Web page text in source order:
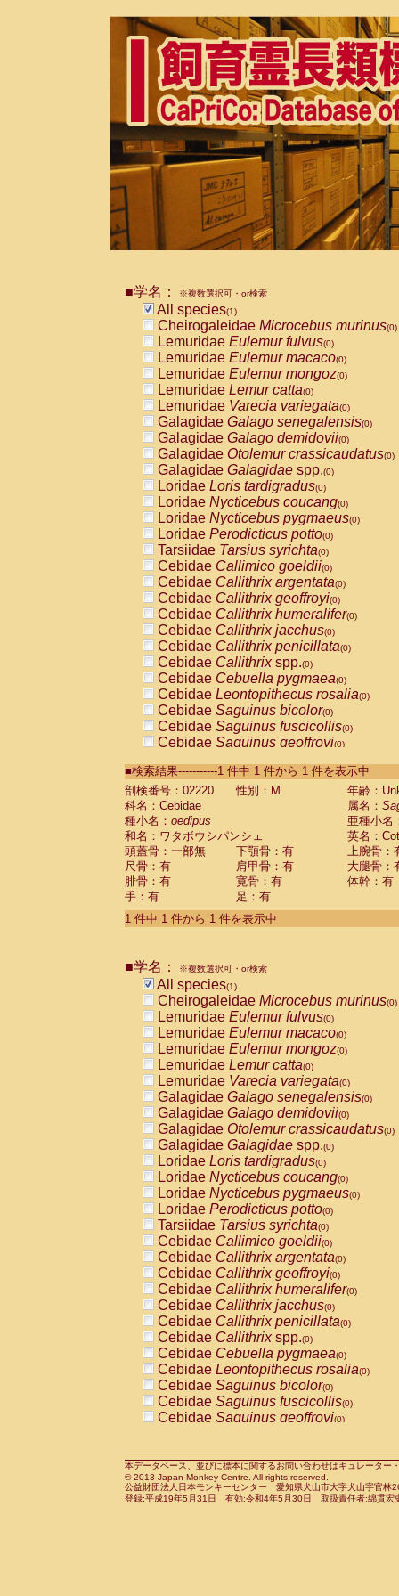
■学名： ※複数選択可・or検索
All species(1)
Cheirogaleidae Microcebus murinus(0)
Lemuridae Eulemur fulvus(0)
Lemuridae Eulemur macaco(0)
Lemuridae Eulemur mongoz(0)
Lemuridae Lemur catta(0)
Lemuridae Varecia variegata(0)
Galagidae Galago senegalensis(0)
Galagidae Galago demidovii(0)
Galagidae Otolemur crassicaudatus(0)
Galagidae Galagidae spp.(0)
Loridae Loris tardigradus(0)
Loridae Nycticebus coucang(0)
Loridae Nycticebus pygmaeus(0)
Loridae Perodicticus potto(0)
Tarsiidae Tarsius syrichta(0)
Cebidae Callimico goeldii(0)
Cebidae Callithrix argentata(0)
Cebidae Callithrix geoffroyi(0)
Cebidae Callithrix humeralifer(0)
Cebidae Callithrix jacchus(0)
Cebidae Callithrix penicillata(0)
Cebidae Callithrixspp.(0)
Cebidae Cebuella pygmaea(0)
Cebidae Leontopithecus rosalia(0)
Cebidae Saguinus bicolor(0)
Cebidae Saguinus fuscicollis(0)
Cebidae Saguinus geoffroyi(0)
CebidaeSaguinus labiatus(0)
Cebidae Saguinus leucopus (0)
Cebidae
Cebidae
CebidaeSaguinus nigricollis (0)
Cebidae Saguinus oedipus
Cebidae Saguinus weddelli
Cebidae Saguinusspp.
Cebidae Aotus trivirgatus
Cebidae Cebus albifrons
CebidaeCebus nigrivittatus
CebidaeCebus
CebidaeSaimiri boliviensis(0)
CebidaeSaimiri sciureus(0)
AtelidaeAlouatta caraya(0)
AtelidaeAlouatta fusca(0)
AtelidaeAlouatta seniculus
AtelidaeAlouattaspp.(0)
AtelidaeAteles belzebuth(0)
AtelidaeAteles geoffroyi(0)
AtelidaeAteles paniscus(0)
AtelidaeAtelesspp.(0)
Atelidae Lagothrix lagothricha
AtelidaeLagothrix lagothricha cana
PitheciidaeCacajao calvus
PitheciidaeCallicebus cupreus
PitheciidaeCallicebus donacophilus
PitheciidaeCallicebus moloch
PitheciidaeCallicebus torquatus
PitheciidaeCallicebusspp.(0)
PitheciidaeChiropotes satanas(0)
PitheciidaePithecia monachus
PitheciidaePithecia pithecia(0)
CercopithecidaeCercocebus agilis
CercopithecidaeCercocebus
CercopithecidaeCercocebus
CercopithecidaeCercocebus
CercopithecidaeCercocebus
CercopithecidaeCercocebushybrid
CercopithecidaePapio anubis(0)
CercopithecidaePapio cynocephalus
CercopithecidaePapio hamadryas(0)
■検索結果-----------1 件中 1 件から 1 件を表示中
剖検番号：02220
性別：M
年齢：
科名：Cebidae
属名：
種小名： oedipus
亜種小名
和名：ワタボウシパンシェ
英名：
頭蓋骨：一部無
下顎骨：有
上腕骨：
尺骨：有
肩甲骨：有
大腿骨：
腓骨：有
寛骨：有
体幹：有
手：有
足：有
1 件中 1 件から 1 件を表示中
■学名： ※複数選択可・or検索
All species(1)
Cheirogaleidae Microcebus murinus(0)
Lemuridae Eulemur fulvus(0)
Lemuridae Eulemur macaco(0)
Lemuridae Eulemur mongoz(0)
Lemuridae Lemur catta(0)
Lemuridae Varecia variegata(0)
Galagidae Galago senegalensis(0)
Galagidae Galago demidovii(0)
Galagidae Otolemur crassicaudatus(0)
Galagidae Galagidae spp.(0)
Loridae Loris tardigradus(0)
Loridae Nycticebus coucang(0)
Loridae Nycticebus pygmaeus(0)
Loridae Perodicticus potto(0)
Tarsiidae Tarsius syrichta(0)
Cebidae Callimico goeldii(0)
Cebidae Callithrix argentata(0)
Cebidae Callithrix geoffroyi(0)
Cebidae Callithrix humeralifer(0)
Cebidae Callithrix jacchus(0)
Cebidae Callithrix penicillata(0)
Cebidae Callithrixspp.(0)
Cebidae Cebuella pygmaea(0)
Cebidae Leontopithecus rosalia(0)
Cebidae Saguinus bicolor(0)
Cebidae Saguinus fuscicollis(0)
Cebidae Saguinus geoffroyi(0)
CebidaeSaguinus leucopus(0)
CebidaeSaguinus midas(0)
Cebidae Saguinus mystax(0)
本データベース、並びに標本に関するお問い合わせはキュレータ
© 2013 Japan Monkey Centre. All rights reserved.
公益財団法人日本モンキーセンター 愛知県犬山市大字犬山字官
登録:平成19年5月31日 有効:令和4年5月30日 取扱責任者:綿貫宏